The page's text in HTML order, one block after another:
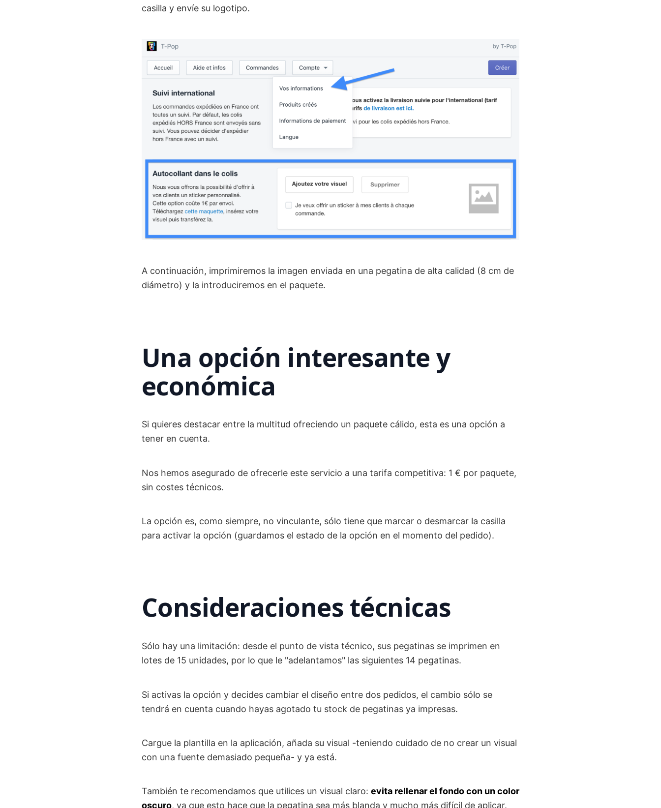
casilla y envíe su logotipo.
A continuación, imprimiremos la imagen enviada en una pegatina de alta calidad (8 cm de
diámetro) y la introduciremos en el paquete.
Una opción interesante y
económica
Si quieres destacar entre la multitud ofreciendo un paquete cálido, esta es una opción a
tener en cuenta.
Nos hemos asegurado de ofrecerle este servicio a una tarifa competitiva: 1 € por paquete,
sin costes técnicos.
La opción es, como siempre, no vinculante, sólo tiene que marcar o desmarcar la casilla
para activar la opción (guardamos el estado de la opción en el momento del pedido).
Consideraciones técnicas
Sólo hay una limitación: desde el punto de vista técnico, sus pegatinas se imprimen en
lotes de 15 unidades, por lo que le "adelantamos" las siguientes 14 pegatinas.
Si activas la opción y decides cambiar el diseño entre dos pedidos, el cambio sólo se
tendrá en cuenta cuando hayas agotado tu stock de pegatinas ya impresas.
Cargue la plantilla en la aplicación, añada su visual -teniendo cuidado de no crear un visual
con una fuente demasiado pequeña- y ya está.
También te recomendamos que utilices un visual claro: evita rellenar el fondo con un color
oscuro, ya que esto hace que la pegatina sea más blanda y mucho más difícil de aplicar.